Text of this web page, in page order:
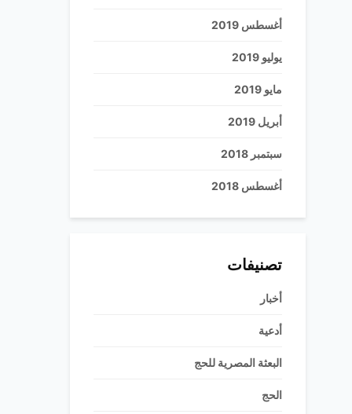
أغسطس 2019
يوليو 2019
مايو 2019
أبريل 2019
سبتمبر 2018
أغسطس 2018
تصنيفات
أخبار
أدعية
البعثة المصرية للحج
الحج